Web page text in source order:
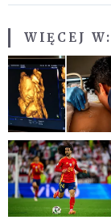
WIĘCEJ W: